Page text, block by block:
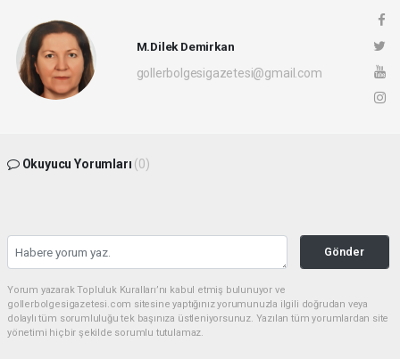
M.Dilek Demirkan
gollerbolgesigazetesi@gmail.com
Okuyucu Yorumları (0)
Gönder
Yorum yazarak Topluluk Kuralları’nı kabul etmiş bulunuyor ve
gollerbolgesigazetesi.com sitesine yaptığınız yorumunuzla ilgili doğrudan veya
dolaylı tüm sorumluluğu tek başınıza üstleniyorsunuz. Yazılan tüm yorumlardan site
yönetimi hiçbir şekilde sorumlu tutulamaz.